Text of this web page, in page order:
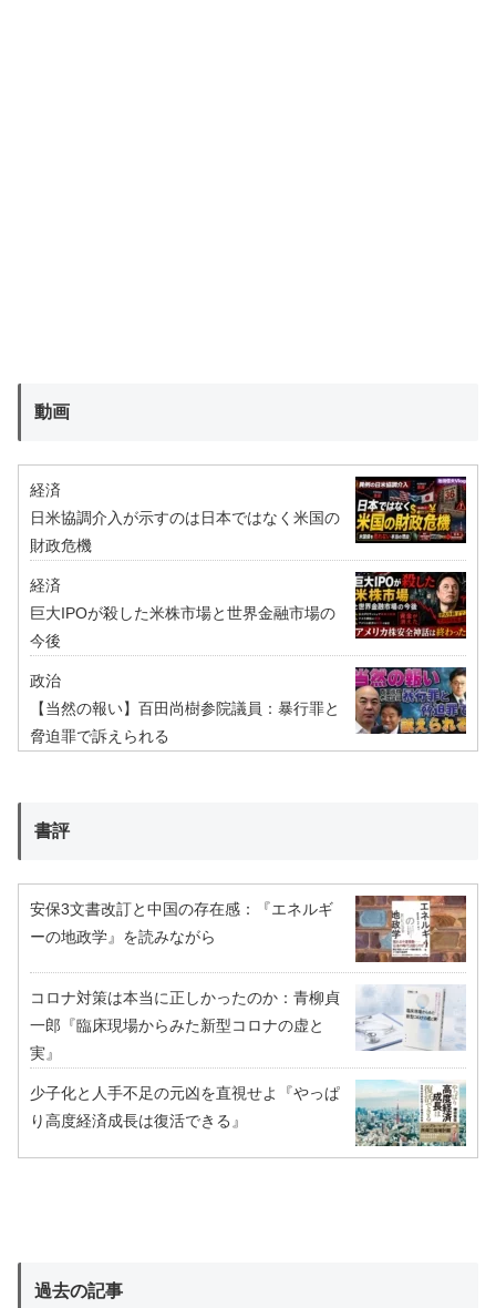
動画
経済
日米協調介入が示すのは日本ではなく米国の
財政危機
経済
巨大IPOが殺した米株市場と世界金融市場の
今後
政治
【当然の報い】百田尚樹参院議員：暴行罪と
脅迫罪で訴えられる
書評
安保3文書改訂と中国の存在感：『エネルギ
ーの地政学』を読みながら
コロナ対策は本当に正しかったのか：青柳貞
一郎『臨床現場からみた新型コロナの虚と
実』
少子化と人手不足の元凶を直視せよ『やっぱ
り高度経済成長は復活できる』
過去の記事